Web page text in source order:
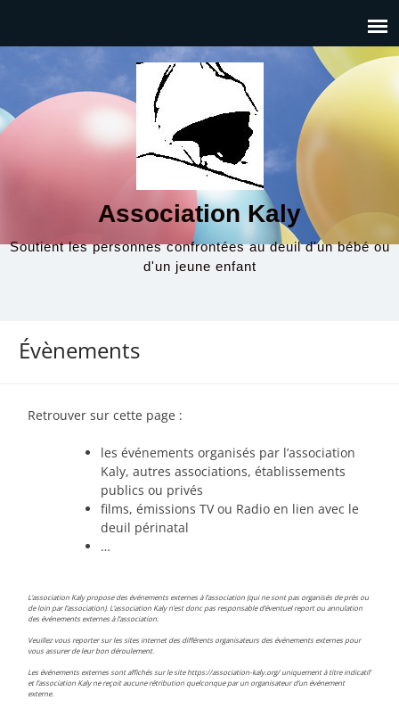
Association Kaly
Soutient les personnes confrontées au deuil d'un bébé ou
d'un jeune enfant
Évènements
Retrouver sur cette page :
les événements organisés par l’association
Kaly, autres associations, établissements
publics ou privés
films, émissions TV ou Radio en lien avec le
deuil périnatal
…
L’association Kaly propose des événements externes à l’association (qui ne sont pas organisés de près ou
de loin par l’association). L’association Kaly n’est donc pas responsable d’éventuel report ou annulation
des événements externes à l’association.
Veuillez vous reporter sur les sites internet des différents organisateurs des événements externes pour
vous assurer de leur bon déroulement.
Les événements externes sont affichés sur le site https://association-kaly.org/ uniquement à titre indicatif
et l’association Kaly ne reçoit aucune rétribution quelconque par un organisateur d’un événement
externe.
00:00
04:00
05:00